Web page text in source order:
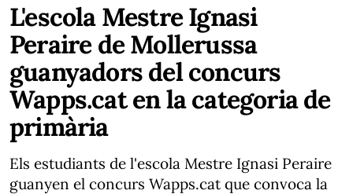
L'escola Mestre Ignasi
Peraire de Mollerussa
guanyadors del concurs
Wapps.cat en la categoria de
primària
Els estudiants de l'escola Mestre Ignasi Peraire
guanyen el concurs Wapps.cat que convoca la